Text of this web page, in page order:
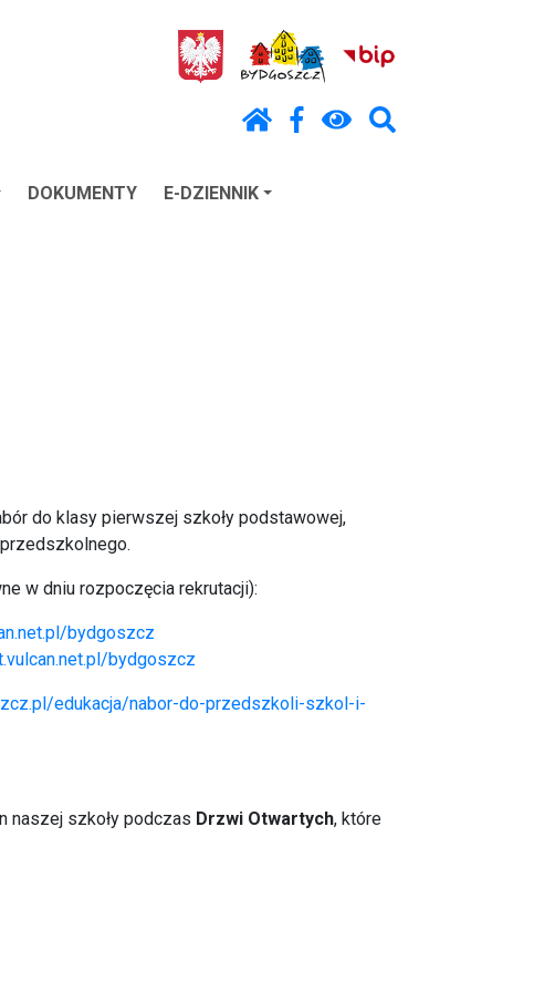
DOKUMENTY E-DZIENNIK
do klasy pierwszej szkoły podstawowej,
w dniu rozpoczęcia rekrutacji):
bydgoszcz
bydgoszcz
edukacja/nabor-do-przedszkoli-szkol-i-
naszej szkoły podczas Drzwi Otwartych, które